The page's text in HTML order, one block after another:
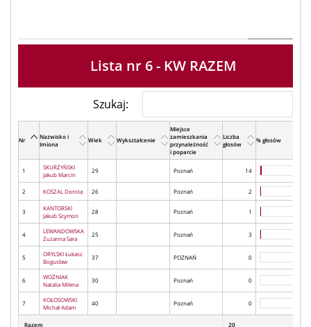
Lista nr 6 - KW RAZEM
Szukaj:
Nr
Nazwisko i
Imiona
Wiek Wykształcenie
Miejsce
zamieszkania
przynależność
i poparcie
Liczba
głosów
% głosów
1
SKURZYŃSKI
Jakub Marcin
29 Poznań 14
2 KOSZAL Dorota 26 Poznań 2
3
KANTORSKI
Jakub Szymon
28 Poznań 1
4
LEWANDOWSKA
Zuzanna Sara
25 Poznań 3
5
ORYLSKI Łukasz
Bogusław
37 POZNAŃ 0
6
WOŹNIAK
Natalia Milena
30 Poznań 0
7
KOŁOSOWSKI
Michał Adam
40 Poznań 0
Razem 20